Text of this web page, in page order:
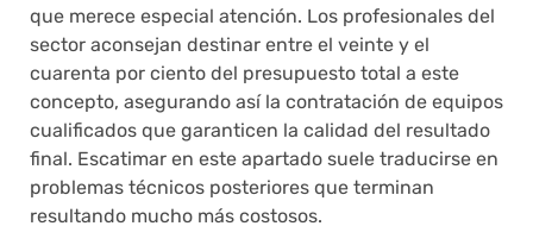
que merece especial atención. Los profesionales del
sector aconsejan destinar entre el veinte y el
cuarenta por ciento del presupuesto total a este
concepto, asegurando así la contratación de equipos
cualificados que garanticen la calidad del resultado
final. Escatimar en este apartado suele traducirse en
problemas técnicos posteriores que terminan
resultando mucho más costosos.